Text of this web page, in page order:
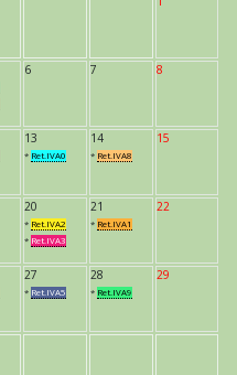
6 7 8
13
* Ret.IVA0
14
* Ret.IVA8
15
20
* Ret.IVA2
* Ret.IVA3
21
* Ret.IVA1
22
27
* Ret.IVA5
28
* Ret.IVA9
29